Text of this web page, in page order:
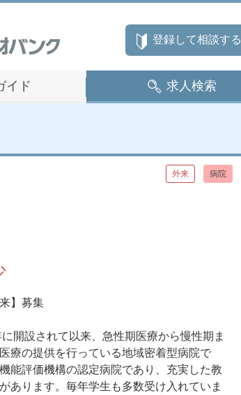
登録して相談する
イド 求人検索
外来 病院
】募集
開設されて以来、急性期医療から慢性期ま
療の提供を行っている地域密着型病院で
能評価機構の認定病院であり、充実した教
あります。毎年学生も多数受け入れていま